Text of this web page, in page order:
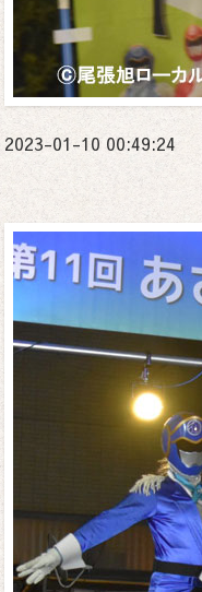
2023-01-10 00:49:24